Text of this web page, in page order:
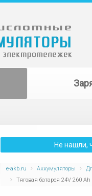
Не нашли,
e-akb.ru Аккумуляторы
Тяговая батарея 24V 260